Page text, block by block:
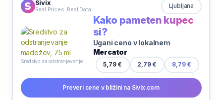
Sivix
Real Prices. Real Data Ljubljana
Kako pameten kupec
si?
Ugani ceno v lokalnem
Mercator
5,79 € 2,79 € 8,79 €
Preveri cene v bližini na Sivix.com